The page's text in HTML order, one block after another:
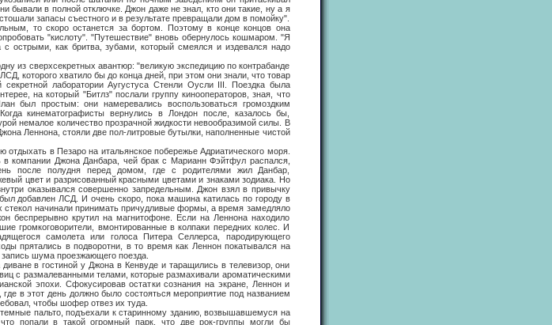
бывали в полной отключке. Джон даже не знал, кто они такие, ну а я
запасы съестного и в результате превращали дом в помойку".
то скоро останется за бортом. Поэтому в конце концов она
"кислоту". "Путешествие" вновь обернулось кошмаром. "Я
с острыми, как бритва, зубами, который смеялся и издевался надо
сверхсекретных авантюр: "великую экспедицию по контрабанде
которого хватило бы до конца дней, при этом они знали, что товар
лаборатории Аугустуса Стенли Оусли III. Поездка была
на который "Битлз" послали группу кинооператоров, зная, что
был простым: они намеревались воспользоваться громоздким
кинематографисты вернулись в Лондон после, казалось бы,
немалое количество прозрачной жидкости невообразимой силы. В
Леннона, стояли две пол-литровые бутылки, наполненные чистой
в Пезаро на итальянское побережье Адриатического моря.
компании Джона Данбара, чей брак с Марианн Фэйтфул распался,
после полудня перед домом, где с родителями жил Данбар,
цвет и разрисованный красными цветами и знаками зодиака. Но
оказывался совершенно запредельным. Джон взял в привычку
добавлен ЛСД. И очень скоро, пока машина катилась по городу в
начинали принимать причудливые формы, а время замедляло
беспрерывно крутил на магнитофоне. Если на Леннона находило
громкоговорители, вмонтированные в колпаки передних колес. И
самолета или голоса Питера Селлерса, пародирующего
прятались в подворотни, в то время как Леннон покатывался на
шума проезжающего поезда.
в гостиной у Джона в Кенвуде и таращились в телевизор, они
с размалеванными телами, которые размахивали ароматическими
эпохи. Сфокусировав остатки сознания на экране, Леннон и
в этот день должно было состояться мероприятие под названием
чтобы шофер отвез их туда.
пальто, подъехали к старинному зданию, возвышавшемуся на
попали в такой огромный парк, что две рок-группы могли бы